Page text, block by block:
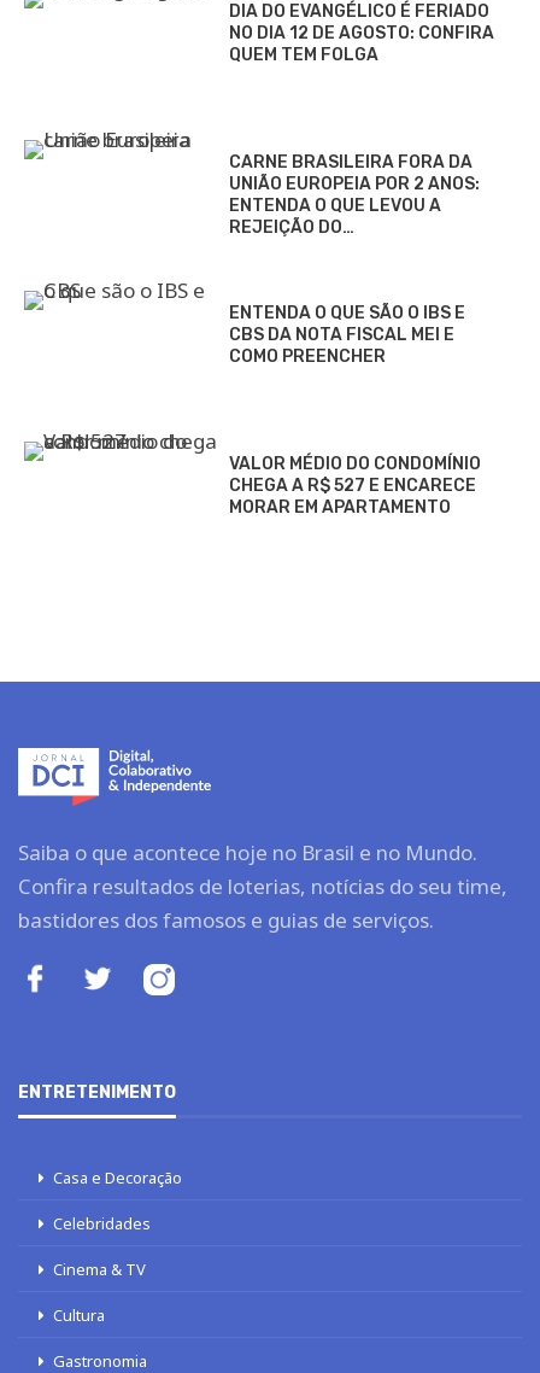
DIA DO EVANGÉLICO É FERIADO
NO DIA 12 DE AGOSTO: CONFIRA
QUEM TEM FOLGA
CARNE BRASILEIRA FORA DA
UNIÃO EUROPEIA POR 2 ANOS:
ENTENDA O QUE LEVOU A
REJEIÇÃO DO…
ENTENDA O QUE SÃO O IBS E
CBS DA NOTA FISCAL MEI E
COMO PREENCHER
VALOR MÉDIO DO CONDOMÍNIO
CHEGA A R$ 527 E ENCARECE
MORAR EM APARTAMENTO
Saiba o que acontece hoje no Brasil e no Mundo.
Confira resultados de loterias, notícias do seu time,
bastidores dos famosos e guias de serviços.
ENTRETENIMENTO
Casa e Decoração
Celebridades
Cinema & TV
Cultura
Gastronomia